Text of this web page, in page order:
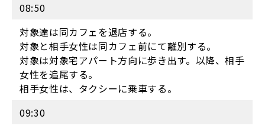
08:50
対象達は同カフェを退店する。
対象と相手女性は同カフェ前にて離別する。
対象は対象宅アパート方向に歩き出す。以降、相手
女性を追尾する。
相手女性は、タクシーに乗車する。
09:30